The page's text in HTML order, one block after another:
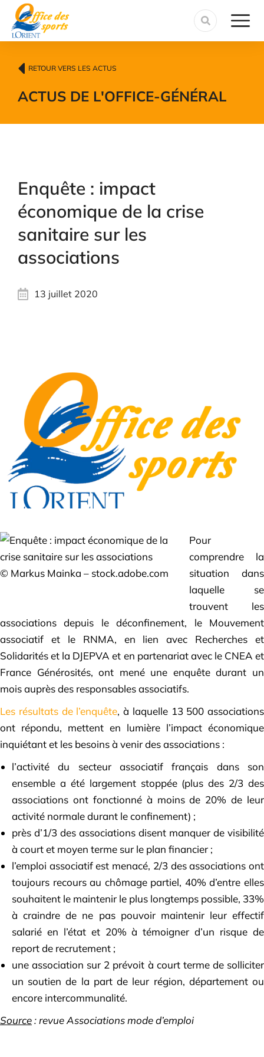
principal
RETOUR VERS LES ACTUS
ACTUS DE L'OFFICE-GÉNÉRAL
Enquête : impact
économique de la crise
sanitaire sur les
associations
13 juillet 2020
© Markus Mainka – stock.adobe.com
Pour
comprendre la
situation dans
laquelle se
trouvent les
associations depuis le déconfinement, le Mouvement
associatif et le RNMA, en lien avec Recherches et
Solidarités et la DJEPVA et en partenariat avec le CNEA et
France Générosités, ont mené une enquête durant un
mois auprès des responsables associatifs.
Les résultats de l’enquête, à laquelle 13 500 associations
ont répondu, mettent en lumière l’impact économique
inquiétant et les besoins à venir des associations :
l’activité du secteur associatif français dans son
ensemble a été largement stoppée (plus des 2/3 des
associations ont fonctionné à moins de 20% de leur
activité normale durant le confinement) ;
près d’1/3 des associations disent manquer de visibilité
à court et moyen terme sur le plan financier ;
l’emploi associatif est menacé, 2/3 des associations ont
toujours recours au chômage partiel, 40% d’entre elles
souhaitent le maintenir le plus longtemps possible, 33%
à craindre de ne pas pouvoir maintenir leur effectif
salarié en l’état et 20% à témoigner d’un risque de
report de recrutement ;
une association sur 2 prévoit à court terme de solliciter
un soutien de la part de leur région, département ou
encore intercommunalité.
Source: revue Associations mode d’emploi